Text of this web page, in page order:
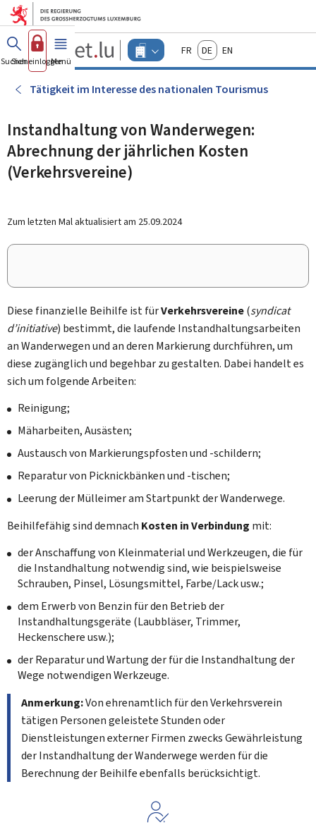
Zum Hauptmenü
Zum Inhalt
Guichet.lu
Changer
d'espace
Menu
actif
FrançaisDeutschEnglish
Suchen
Sich einloggen
Menü Haupt-
Tätigkeit im Interesse des nationalen Tourismus
Instandhaltung von Wanderwegen:
Abrechnung der jährlichen Kosten
(Verkehrsvereine)
Zum letzten Mal aktualisiert am 25.09.2024
Diese finanzielle Beihilfe ist fürVerkehrsvereine(syndicat
d’initiative) bestimmt, die laufende Instandhaltungsarbeiten
an Wanderwegen und an deren Markierung durchführen, um
diese zugänglich und begehbar zu gestalten. Dabei handelt es
sich um folgende Arbeiten:
Reinigung;
Mäharbeiten, Ausästen;
Austausch von Markierungspfosten und -schildern;
Reparatur von Picknickbänken und -tischen;
Leerung der Mülleimer am Startpunkt der Wanderwege.
Beihilfefähig sind demnach Kosten in Verbindung mit:
der Anschaffung von Kleinmaterial und Werkzeugen, die für
die Instandhaltung notwendig sind, wie beispielsweise
Schrauben, Pinsel, Lösungsmittel, Farbe/Lack usw.;
dem Erwerb von Benzin für den Betrieb der
Instandhaltungsgeräte (Laubbläser, Trimmer,
Heckenschere usw.);
der Reparatur und Wartung der für die Instandhaltung der
Wege notwendigen Werkzeuge.
Anmerkung:Von ehrenamtlich für den Verkehrsverein
tätigen Personen geleistete Stunden oder
Dienstleistungen externer Firmen zwecks Gewährleistung
der Instandhaltung der Wanderwege werden für die
Berechnung der Beihilfe ebenfalls berücksichtigt.